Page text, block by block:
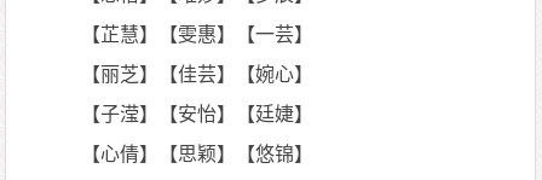
【芷慧】【雯惠】【一芸】
【丽芝】【佳芸】【婉心】
【子滢】【安怡】【廷婕】
【心倩】【思颖】【悠锦】